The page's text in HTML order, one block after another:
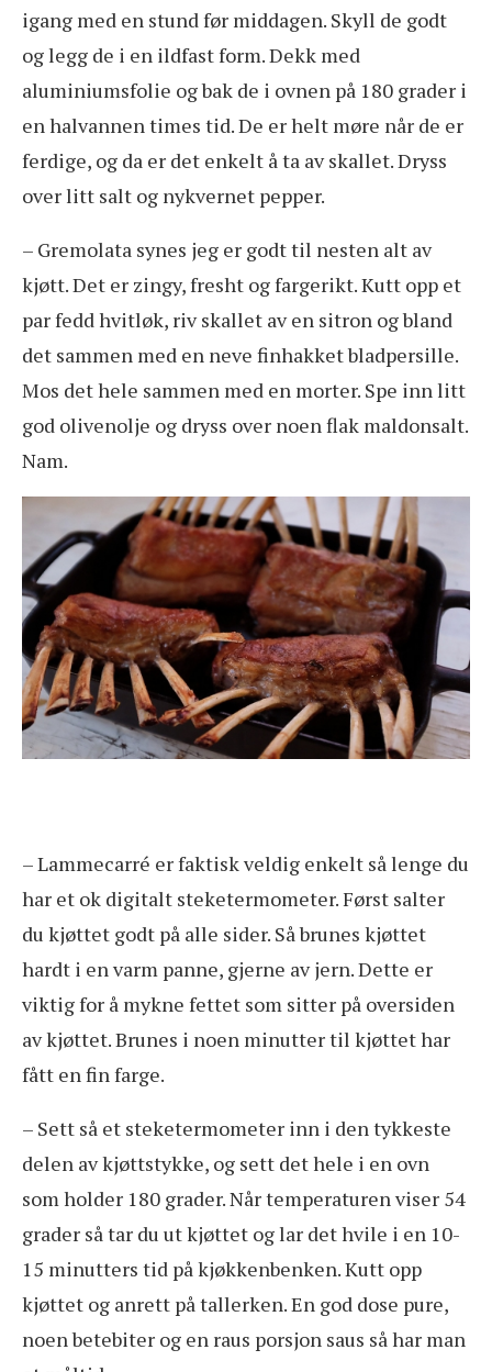
igang med en stund før middagen. Skyll de godt
og legg de i en ildfast form. Dekk med
aluminiumsfolie og bak de i ovnen på 180 grader i
en halvannen times tid. De er helt møre når de er
ferdige, og da er det enkelt å ta av skallet. Dryss
over litt salt og nykvernet pepper.
– Gremolata synes jeg er godt til nesten alt av
kjøtt. Det er zingy, fresht og fargerikt. Kutt opp et
par fedd hvitløk, riv skallet av en sitron og bland
det sammen med en neve finhakket bladpersille.
Mos det hele sammen med en morter. Spe inn litt
god olivenolje og dryss over noen flak maldonsalt.
Nam.
– Lammecarré er faktisk veldig enkelt så lenge du
har et ok digitalt steketermometer. Først salter
du kjøttet godt på alle sider. Så brunes kjøttet
hardt i en varm panne, gjerne av jern. Dette er
viktig for å mykne fettet som sitter på oversiden
av kjøttet. Brunes i noen minutter til kjøttet har
fått en fin farge.
– Sett så et steketermometer inn i den tykkeste
delen av kjøttstykke, og sett det hele i en ovn
som holder 180 grader. Når temperaturen viser 54
grader så tar du ut kjøttet og lar det hvile i en 10-
15 minutters tid på kjøkkenbenken. Kutt opp
kjøttet og anrett på tallerken. En god dose pure,
noen betebiter og en raus porsjon saus så har man